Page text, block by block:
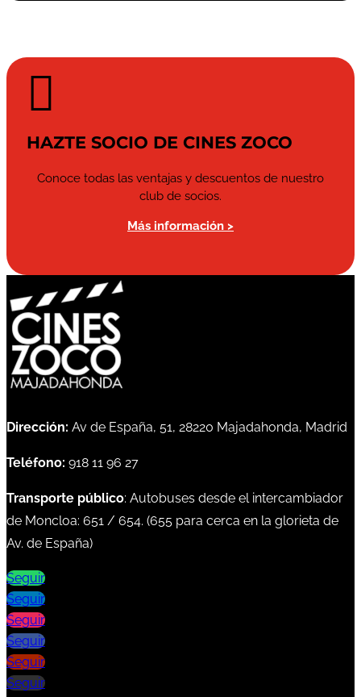

HAZTE SOCIO DE CINES ZOCO
Conoce todas las ventajas y descuentos de nuestro
club de socios.
Más información >
Dirección: Av de España, 51, 28220 Majadahonda, Madrid
Teléfono: 918 11 96 27
Transporte público: Autobuses desde el intercambiador
de Moncloa: 651 / 654. (655 para cerca en la glorieta de
Av. de España)
Seguir
Seguir
Seguir
Seguir
Seguir
Seguir